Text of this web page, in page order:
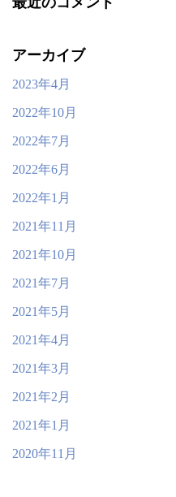
アーカイブ
2023年4月
2022年10月
2022年7月
2022年6月
2022年1月
2021年11月
2021年10月
2021年7月
2021年5月
2021年4月
2021年3月
2021年2月
2021年1月
2020年11月